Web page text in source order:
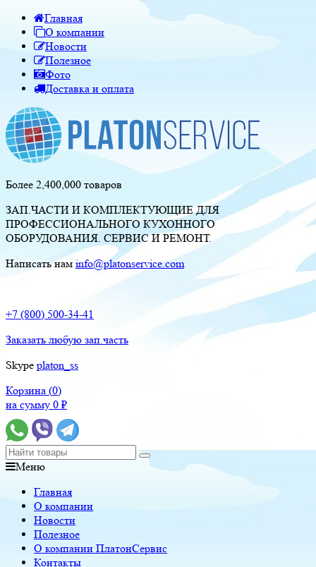
Главная
О компании
Новости
Полезное
Фото
Доставка и оплата
Более 2,400,000 товаров
ЗАП.ЧАСТИ И КОМПЛЕКТУЮЩИЕ ДЛЯ
ПРОФЕССИОНАЛЬНОГО КУХОННОГО
ОБОРУДОВАНИЯ. СЕРВИС И РЕМОНТ.
Написать нам info@platonservice.com
+7 (800) 500-34-41
Заказать любую зап.часть
Skype platon_ss
Корзина (0)
на сумму 0 ₽
Меню
Главная
О компании
Новости
Полезное
О компании ПлатонСервис
Контакты